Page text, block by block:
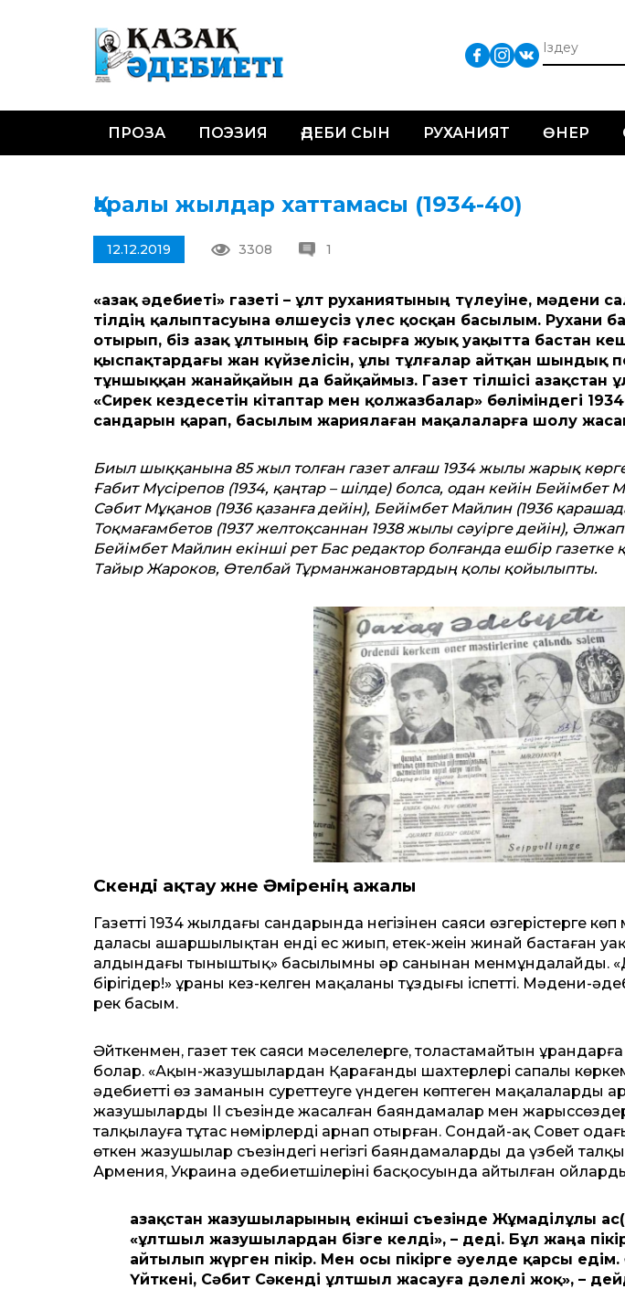
ПРОЗА ПОЭЗИЯ ӘДЕБИ СЫН РУХАНИЯТ ӨНЕР
Қаралы жылдар хаттамасы (1934-40)
12.12.2019 3308 1
«Қазақ әдебиеті» газеті – ұлт руханиятының түлеуіне, мәдени
тілдің қалыптасуына өлшеусіз үлес қосқан басылым. Рухани
отырып, біз Қазақ ұлтының бір ғасырға жуық уақытта бастан
қыспақтардағы жан күйзелісін, ұлы тұлғалар айтқан шындық
тұншыққан жанайқайын да байқаймыз. Газет тілшісі Қазақстан
«Сирек кездесетін кітаптар мен қолжазбалар» бөліміндегі
сандарын қарап, басылым жариялаған мақалаларға шолу
Биыл шыққанына 85 жыл толған газет алғаш 1934 жылы жарық
Ғабит Мүсірепов (1934, қаңтар – шілде) болса, одан кейін Бейімбет
Сәбит Мұқанов (1936 қазанға дейін), Бейімбет Майлин (1936
Тоқмағамбетов (1937 желтоқсаннан 1938 жылы сәуірге дейін),
Бейімбет Майлин екінші рет Бас редактор болғанда ешбір
Тайыр Жароков, Өтелбай Тұрманжановтардың қолы қойылыпты.
Сәкенді ақтау және Әміренің ажалы
Газеттің 1934 жылдағы сандарында негізінен саяси өзгерістерге
даласы ашаршы­лықтан енді ес жиып, етек-жеңін жинай бастаған
алдындағы тыныштық» басылымның әр санынан менмұндалайды.
бірігіңдер!» ұраны кез-келген мақаланың тұздығы іспетті. Мәдени-
реңк басым.
Әйткенмен, газет тек саяси мәселелерге, толастамайтын
болар. «Ақын-жазушылардан Қарағанды шахтерлері сапалы көркем
әдебиетті өз заманын суреттеуге үндеген көптеген мақалалардың
жазушылардың ІІ съезінде жасалған баяндамалар мен
талқылауға тұтас нөмірлерді арнап отырған. Сондай-ақ Совет
өткен жазушылар съезіндегі негізгі баяндамаларды да үзбей
Армения, Украина әдебиетшілерінің басқосуында айтылған
Қазақстан жазушыларының екінші съезінде Жұмаділұлы
«ұлтшыл жазушылардан бізге келді», – деді. Бұл жаңа
айтылып жүрген пікір. Мен осы пікірге әуелде қарсы
Үйткені, Сәбит Сәкенді ұлтшыл жасауға дәлелі жоқ», –